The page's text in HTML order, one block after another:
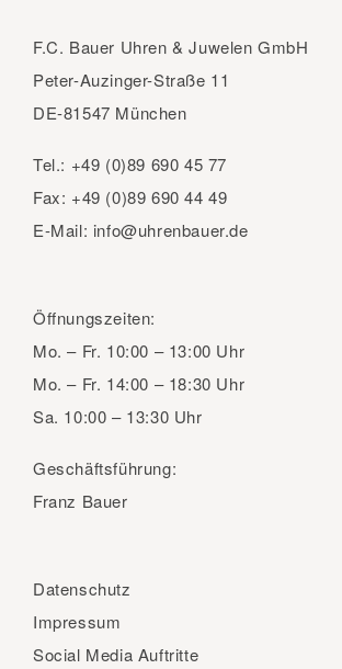
F.C. Bauer Uhren & Juwelen GmbH
Peter-Auzinger-Straße 11
DE-81547 München
Tel.: +49 (0)89 690 45 77
Fax: +49 (0)89 690 44 49
E-Mail: info@uhrenbauer.de
Öffnungszeiten:
Mo. – Fr. 10:00 – 13:00 Uhr
Mo. – Fr. 14:00 – 18:30 Uhr
Sa. 10:00 – 13:30 Uhr
Geschäftsführung:
Franz Bauer
Datenschutz
Impressum
Social Media Auftritte